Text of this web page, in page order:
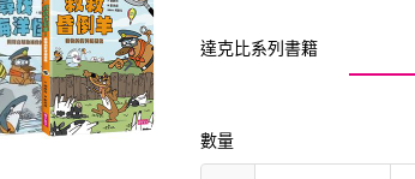
達克比系列書籍
數量